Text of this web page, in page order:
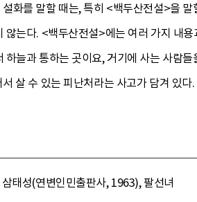
화를 말할 때는, 특히 <백두산전설>을 말
않는다. <백두산전설>에는 여러 가지 내용
늘과 통하는 곳이요, 거기에 사는 사람들
살 수 있는 피난처라는 사고가 담겨 있다.
태성(연변인민출판사, 1963), 팔선녀